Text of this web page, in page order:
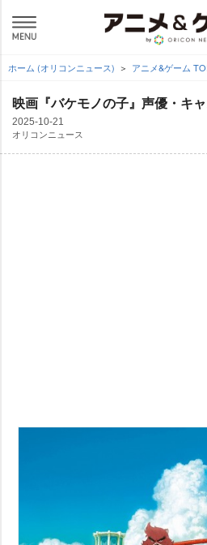
ホーム (オリコンニュース) アニメ&ゲーム
映画『バケモノの子』声優・キ
2025-10-21
オリコンニュース